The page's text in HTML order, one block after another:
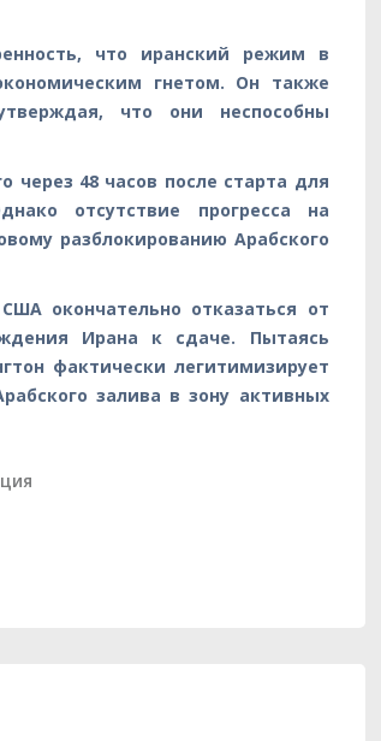
что иранский режим в
гнетом. Он также
что они неспособны
через 48 часов после старта для
отсутствие прогресса на
разблокированию Арабского
окончательно отказаться от
Ирана к сдаче. Пытаясь
фактически легитимизирует
залива в зону активных